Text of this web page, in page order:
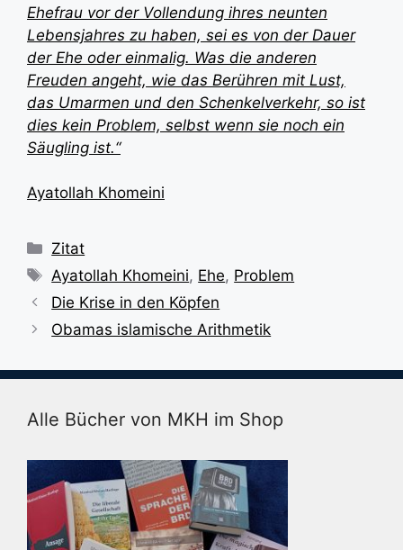
Ehefrau vor der Vollendung ihres neunten
Lebensjahres zu haben, sei es von der Dauer
der Ehe oder einmalig. Was die anderen
Freuden angeht, wie das Berühren mit Lust,
das Umarmen und den Schenkelverkehr, so ist
dies kein Problem, selbst wenn sie noch ein
Säugling ist.“
Ayatollah Khomeini
Kategorien
Zitat
Schlagwörter
Ayatollah Khomeini, Ehe, Problem
Die Krise in den Köpfen
Obamas islamische Arithmetik
Alle Bücher von MKH im Shop